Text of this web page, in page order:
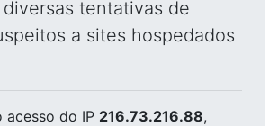
tentativas de
a sites hospedados
acesso do IP 216.73.216.88,